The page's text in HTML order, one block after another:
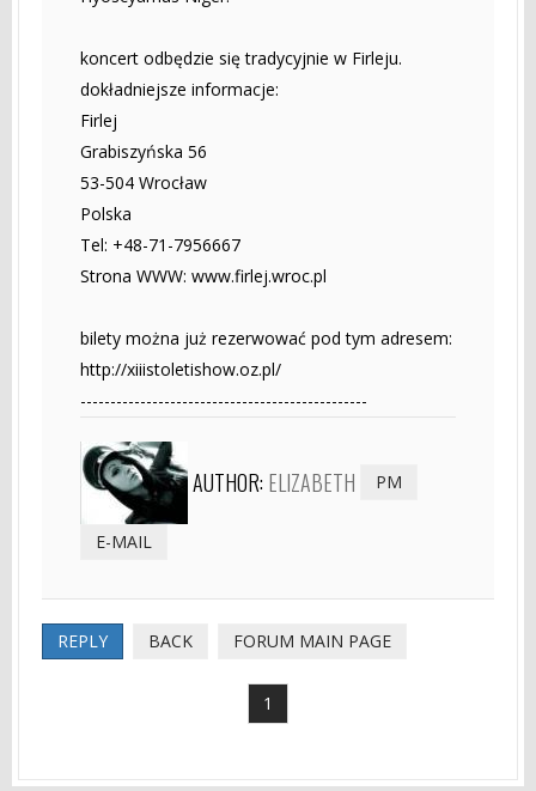
koncert odbędzie się tradycyjnie w Firleju.
dokładniejsze informacje:
Firlej
Grabiszyńska 56
53-504 Wrocław
Polska
Tel: +48-71-7956667
Strona WWW: www.firlej.wroc.pl
bilety można już rezerwować pod tym adresem:
http://xiiistoletishow.oz.pl/
------------------------------------------------
AUTHOR: ELIZABETH PM
E-MAIL
REPLY BACK FORUM MAIN PAGE
1